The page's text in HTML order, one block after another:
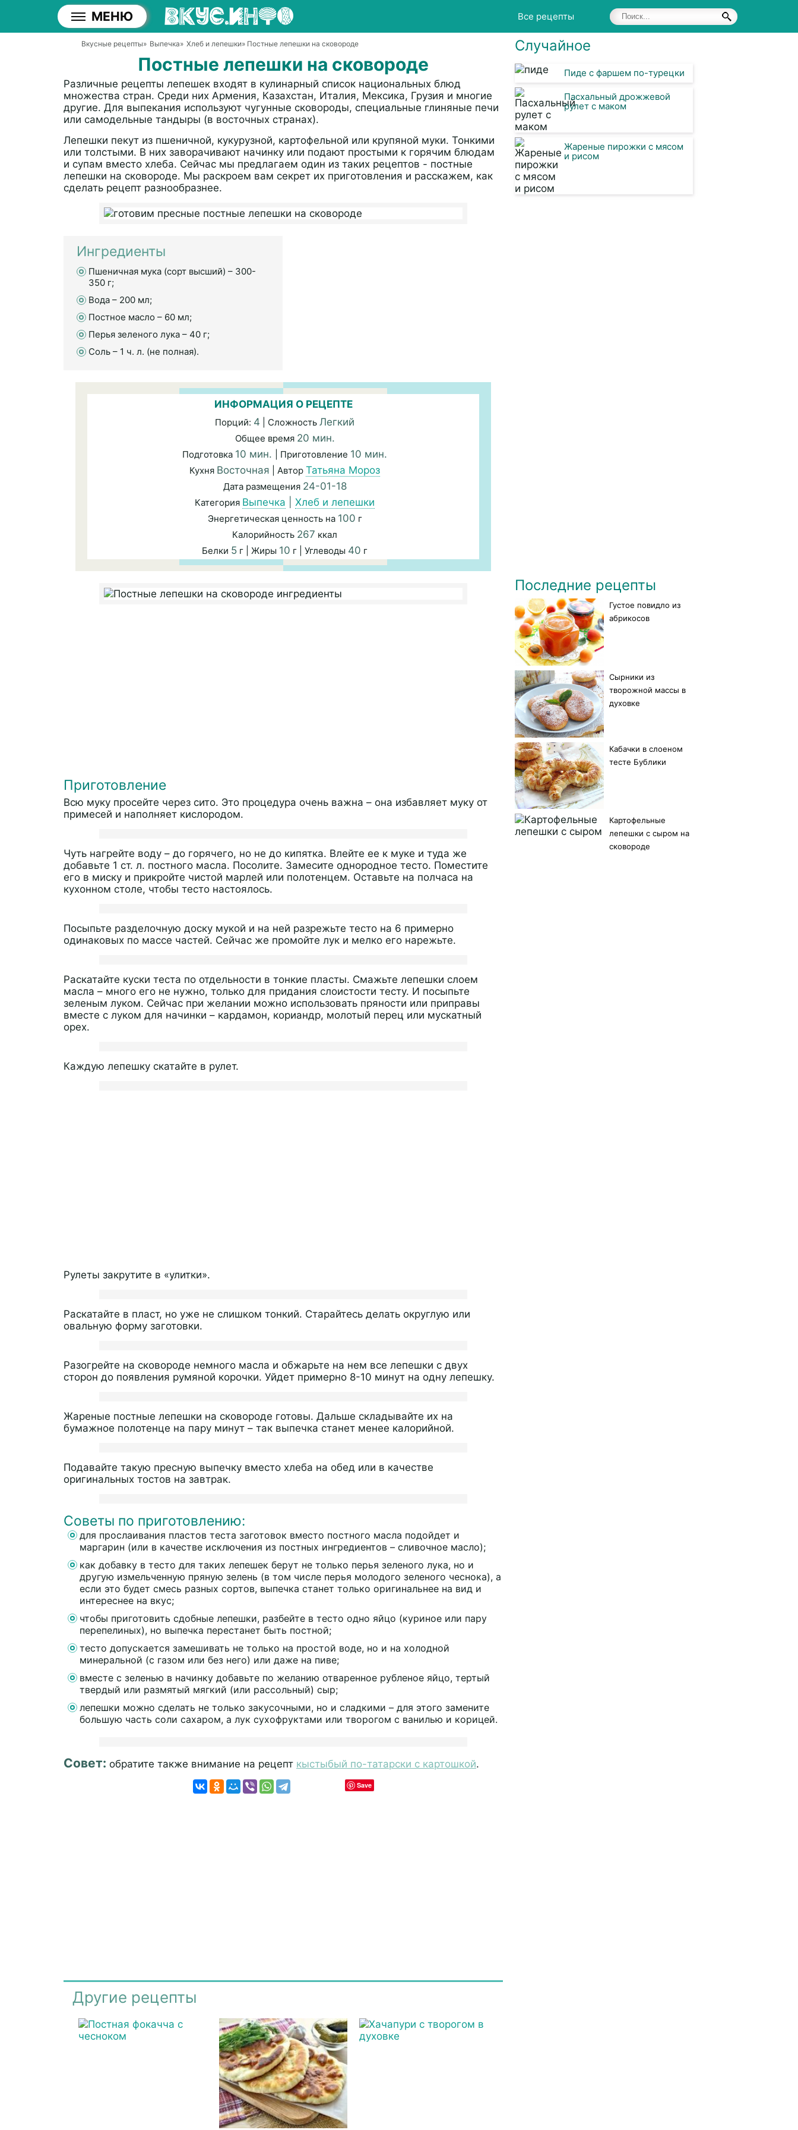
МЕНЮ Все рецепты
Вкусные рецепты» Выпечка» Хлеб и лепешки» Постные лепешки на сковороде
Постные лепешки на сковороде
Различные рецепты лепешек входят в кулинарный список национальных блюд
множества стран. Среди них Армения, Казахстан, Италия, Мексика, Грузия и многие
другие. Для выпекания используют чугунные сковороды, специальные глиняные печи
или самодельные тандыры (в восточных странах).
Лепешки пекут из пшеничной, кукурузной, картофельной или крупяной муки. Тонкими
или толстыми. В них заворачивают начинку или подают простыми к горячим блюдам
и супам вместо хлеба. Сейчас мы предлагаем один из таких рецептов - постные
лепешки на сковороде. Мы раскроем вам секрет их приготовления и расскажем, как
сделать рецепт разнообразнее.
Ингредиенты
Пшеничная мука (сорт высший) – 300-
350 г;
Вода – 200 мл;
Постное масло – 60 мл;
Перья зеленого лука – 40 г;
Соль – 1 ч. л. (не полная).
ИНФОРМАЦИЯ О РЕЦЕПТЕ
Порций: 4 | Сложность Легкий
Общее время 20 мин.
Подготовка 10 мин. | Приготовление 10 мин.
Кухня Восточная | Автор Татьяна Мороз
Дата размещения 24-01-18
Категория Выпечка Хлеб и лепешки
Энергетическая ценность на 100 г
Калорийность 267 ккал
Белки 5 г | Жиры 10 г | Углеводы 40 г
Приготовление
Всю муку просейте через сито. Это процедура очень важна – она избавляет муку от
примесей и наполняет кислородом.
Чуть нагрейте воду – до горячего, но не до кипятка. Влейте ее к муке и туда же
добавьте 1 ст. л. постного масла. Посолите. Замесите однородное тесто. Поместите
его в миску и прикройте чистой марлей или полотенцем. Оставьте на полчаса на
кухонном столе, чтобы тесто настоялось.
Посыпьте разделочную доску мукой и на ней разрежьте тесто на 6 примерно
одинаковых по массе частей. Сейчас же промойте лук и мелко его нарежьте.
Раскатайте куски теста по отдельности в тонкие пласты. Смажьте лепешки слоем
масла – много его не нужно, только для придания слоистости тесту. И посыпьте
зеленым луком. Сейчас при желании можно использовать пряности или приправы
вместе с луком для начинки – кардамон, кориандр, молотый перец или мускатный
орех.
Каждую лепешку скатайте в рулет.
Рулеты закрутите в «улитки».
Раскатайте в пласт, но уже не слишком тонкий. Старайтесь делать округлую или
овальную форму заготовки.
Разогрейте на сковороде немного масла и обжарьте на нем все лепешки с двух
сторон до появления румяной корочки. Уйдет примерно 8-10 минут на одну лепешку.
Жареные постные лепешки на сковороде готовы. Дальше складывайте их на
бумажное полотенце на пару минут – так выпечка станет менее калорийной.
Подавайте такую пресную выпечку вместо хлеба на обед или в качестве
оригинальных тостов на завтрак.
Советы по приготовлению:
для прослаивания пластов теста заготовок вместо постного масла подойдет и
маргарин (или в качестве исключения из постных ингредиентов – сливочное масло);
как добавку в тесто для таких лепешек берут не только перья зеленого лука, но и
другую измельченную пряную зелень (в том числе перья молодого зеленого чеснока), а
если это будет смесь разных сортов, выпечка станет только оригинальнее на вид и
интереснее на вкус;
чтобы приготовить сдобные лепешки, разбейте в тесто одно яйцо (куриное или пару
перепелиных), но выпечка перестанет быть постной;
тесто допускается замешивать не только на простой воде, но и на холодной
минеральной (с газом или без него) или даже на пиве;
вместе с зеленью в начинку добавьте по желанию отваренное рубленое яйцо, тертый
твердый или размятый мягкий (или рассольный) сыр;
лепешки можно сделать не только закусочными, но и сладкими – для этого замените
большую часть соли сахаром, а лук сухофруктами или творогом с ванилью и корицей.
Совет: обратите также внимание на рецепт кыстыбый по-татарски с картошкой.
Save
Другие рецепты
Случайное
Пиде с фаршем по-турецки
Пасхальный дрожжевой
рулет с маком
Жареные пирожки с мясом
и рисом
Последние рецепты
Густое повидло из
абрикосов
Сырники из
творожной массы в
духовке
Кабачки в слоеном
тесте Бублики
Картофельные
лепешки с сыром на
сковороде